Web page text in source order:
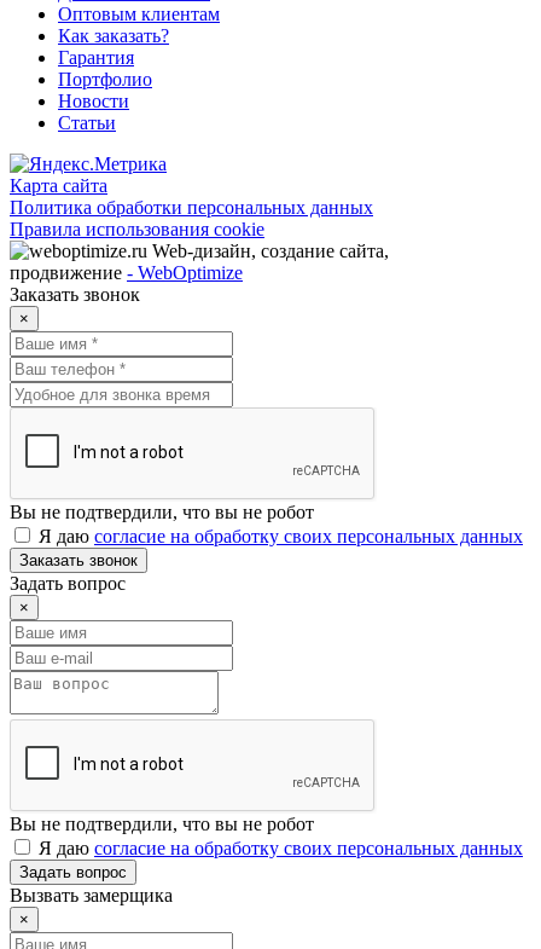
Оптовым клиентам
Как заказать?
Гарантия
Портфолио
Новости
Статьи
Карта сайта
Политика обработки персональных данных
Правила использования cookie
Web-дизайн, создание сайта,
продвижение - WebOptimize
Заказать звонок
×
Вы не подтвердили, что вы не робот
Я даю согласие на обработку своих персональных данных
Заказать звонок
Задать вопрос
×
Вы не подтвердили, что вы не робот
Я даю согласие на обработку своих персональных данных
Задать вопрос
Вызвать замерщика
×